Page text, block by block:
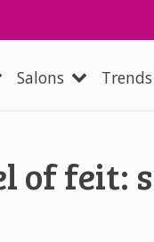
navigation
Salons Trends
of feit: